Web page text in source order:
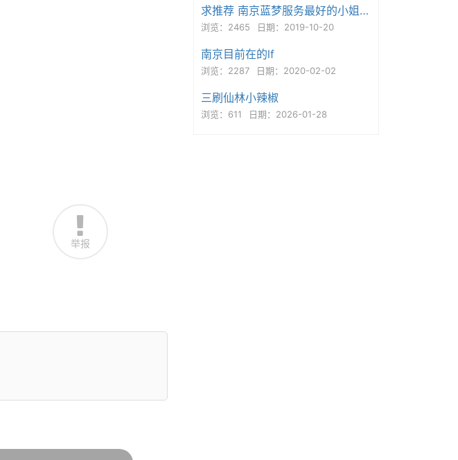
举报
求推荐 南京蓝梦服务最好的小姐姐是几号
浏览：2465 日期：2019-10-20
南京目前在的lf
浏览：2287 日期：2020-02-02
三刷仙林小辣椒
浏览：611 日期：2026-01-28